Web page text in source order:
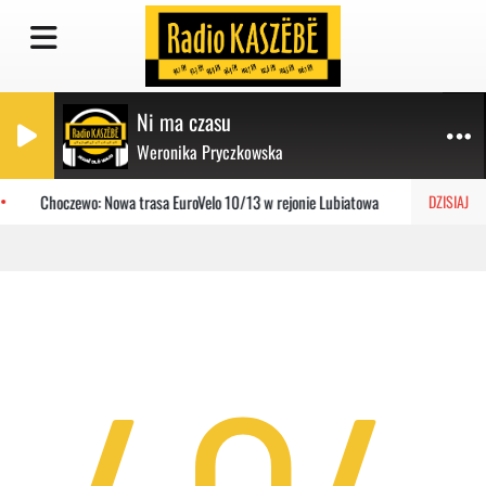
Ni ma czasu
Weronika Pryczkowska
DZISIAJ
Choczewo: Nowa trasa EuroVelo 10/13 w rejonie Lubiatowa